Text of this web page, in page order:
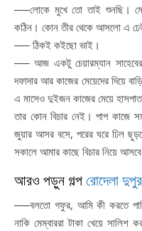
──লোকে মুখে তো তাই শুনছি।
কঠিন। কোন তীর থেকে আসলো এ
── ঠিকই কইছো ভাই।
── আজ একটু চেয়ারম্যান
দফাদার আর কাজের মেয়েদের দিয়ে
এ মাসেও দুইজন কাজের মেয়ে
তার কোন বিচার নেই। পাপ কাজে
জুয়ার আসর বসে, পরের ঘরে ঢিল
সকালে আমার কাছে বিচার নিয়ে
আরও পড়ুন গল্পরোদেলা
──বলতো গফুর, আমি কী করতে
নাকি মেম্বাররা টাকা খেয়ে সালিশ